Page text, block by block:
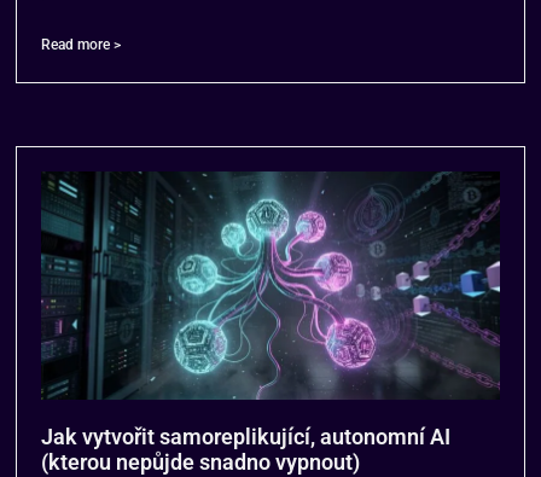
Read more >
Jak vytvořit samoreplikující, autonomní AI
(kterou nepůjde snadno vypnout)